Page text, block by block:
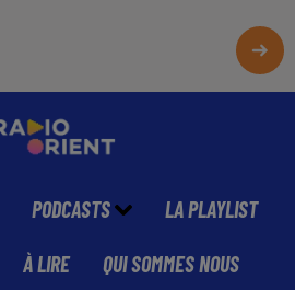
PODCASTS LA PLAYLIST
À LIRE QUI SOMMES NOUS